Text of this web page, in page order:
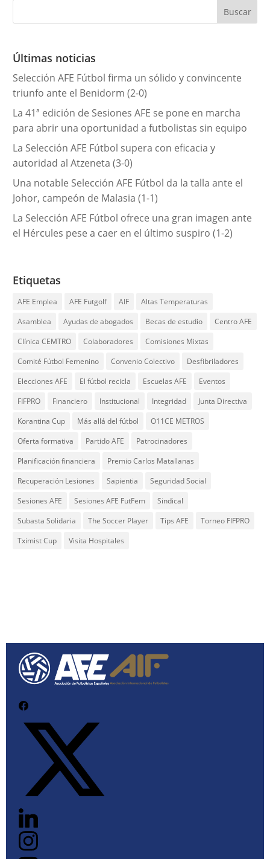
g
r
a
s
Últimas noticias
Selección AFE Fútbol firma un sólido y convincente
triunfo ante el Benidorm (2-0)
La 41ª edición de Sesiones AFE se pone en marcha
para abrir una oportunidad a futbolistas sin equipo
La Selección AFE Fútbol supera con eficacia y
autoridad al Atzeneta (3-0)
Una notable Selección AFE Fútbol da la talla ante el
Johor, campeón de Malasia (1-1)
La Selección AFE Fútbol ofrece una gran imagen ante
el Hércules pese a caer en el último suspiro (1-2)
Etiquetas
AFE Emplea AFE Futgolf AIF
Altas Temperaturas
Asamblea
Ayudas de abogados Becas de estudio
Centro AFE
Clínica CEMTRO
Colaboradores
Comisiones Mixtas
Comité Fútbol Femenino
Convenio Colectivo
Desfibriladores
Elecciones AFE
El fútbol recicla Escuelas AFE
Eventos
FIFPRO
Financiero Institucional Integridad
Junta Directiva
Korantina Cup
Más allá del fútbol
O11CE METROS
Oferta formativa
Partido AFE
Patrocinadores
Planificación financiera
Premio Carlos Matallanas
Recuperación Lesiones
Sapientia
Seguridad Social
Sesiones AFE
Sesiones AFE FutFem
Sindical
Subasta Solidaria
The Soccer Player Tips AFE
Torneo FIFPRO
Tximist Cup
Visita Hospitales